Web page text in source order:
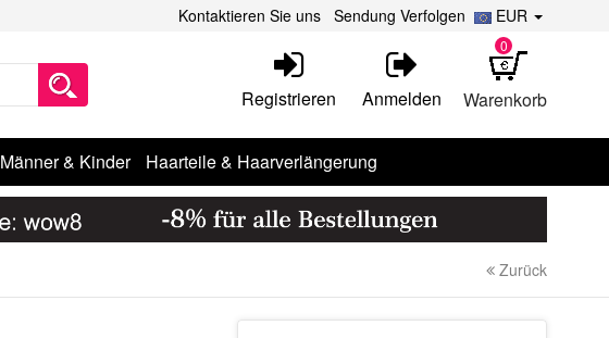
EUR
Kontaktieren Sie uns Sendung Verfolgen
Warenkorb
0
Registrieren Anmelden
Männer & Kinder Haarteile & Haarverlängerung
Zurück